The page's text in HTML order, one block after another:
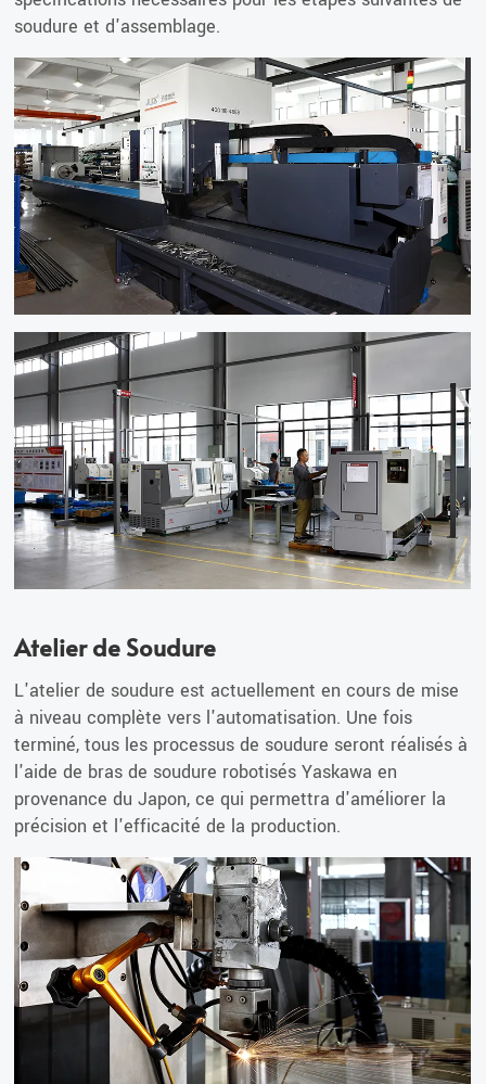
soudure et d'assemblage.
Atelier de Soudure
L'atelier de soudure est actuellement en cours de mise
à niveau complète vers l'automatisation. Une fois
terminé, tous les processus de soudure seront réalisés à
l'aide de bras de soudure robotisés Yaskawa en
provenance du Japon, ce qui permettra d'améliorer la
précision et l'efficacité de la production.